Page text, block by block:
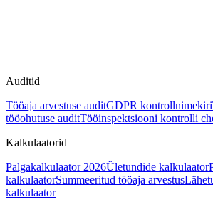
Auditid
Tööaja arvestuse auditGDPR kontrollnimekiri
tööohutuse auditTööinspektsiooni kontrolli
Kalkulaatorid
Palgakalkulaator 2026Ületundide kalkulaator
kalkulaatorSummeeritud tööaja arvestus
kalkulaator